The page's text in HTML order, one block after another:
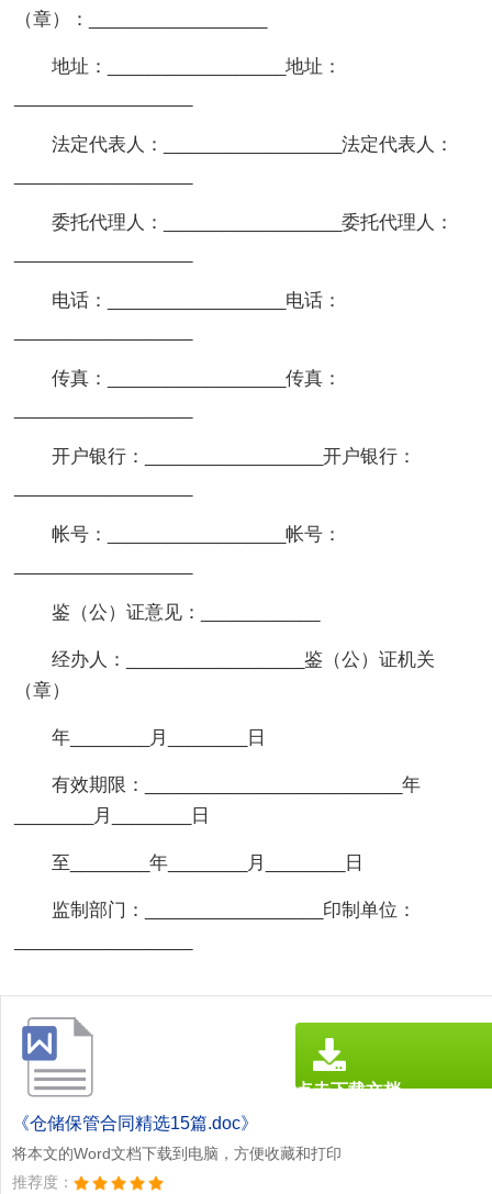
（章）：__________________
地址：__________________地址：
法定代表人：__________________法定代表人：
委托代理人：__________________委托代理人：
电话：__________________电话：
传真：__________________传真：
开户银行：__________________开户银行：
帐号：__________________帐号：
鉴（公）证意见：____________
经办人：__________________鉴（公）证机关
（章）
年________月________日
有效期限：__________________________年
________月________日
至________年________月________日
监制部门：__________________印制单位：
《仓储保管合同精选15篇.doc》
将本文的Word文档下载到电脑，方便收藏和打印
推荐度：
点击下载文档